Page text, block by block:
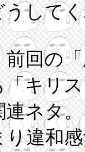
して
回の
キリ
連ネタ。
違和